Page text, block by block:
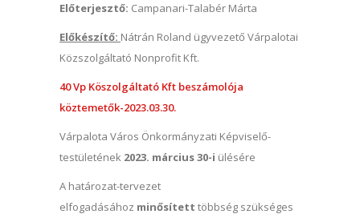
Előterjesztő: Campanari-Talabér Márta
Előkészítő: Nátrán Roland ügyvezető Várpalotai
Közszolgáltató Nonprofit Kft.
40 Vp Köszolgáltató Kft beszámolója
köztemetők-2023.03.30.
Várpalota Város Önkormányzati Képviselő-
testületének 2023. március 30-i ülésére
A határozat-tervezet
elfogadásához minősített többség szükséges